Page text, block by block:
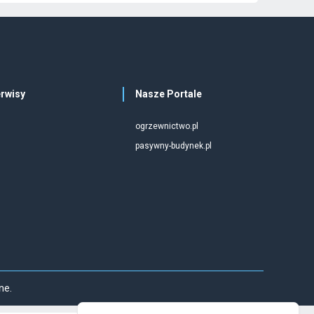
Nasze Portale
ogrzewnictwo.pl
pasywny-budynek.pl